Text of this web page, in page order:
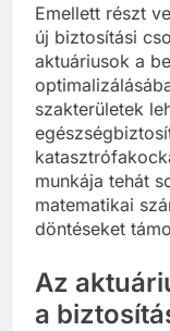
Emellett részt
új biztosítási
aktuáriusok a
szakterületek
munkája tehát
matematikai
döntéseket
Az
a